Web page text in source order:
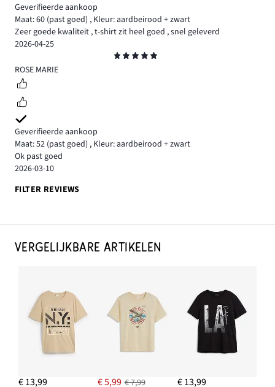
Geverifieerde aankoop
Maat: 60 (past goed) , Kleur: aardbeirood + zwart
Zeer goede kwaliteit , t-shirt zit heel goed , snel geleverd
2026-04-25
5
ROSE MARIE
Geverifieerde aankoop
Maat: 52 (past goed) , Kleur: aardbeirood + zwart
Ok past goed
2026-03-10
FILTER REVIEWS
VERGELIJKBARE ARTIKELEN
€ 13,99 € 5,99 € 7,99 € 13,99